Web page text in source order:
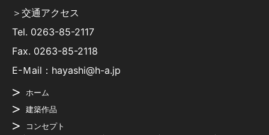
＞交通アクセス
Tel. 0263-85-2117
Fax. 0263-85-2118
E-Ｍail：hayashi@h-a.jp
ホーム
建築作品
コンセプト